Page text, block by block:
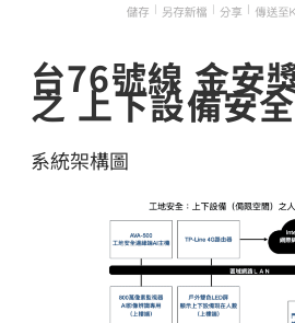
台76號線 金安
之 上下設備安
系統架構圖